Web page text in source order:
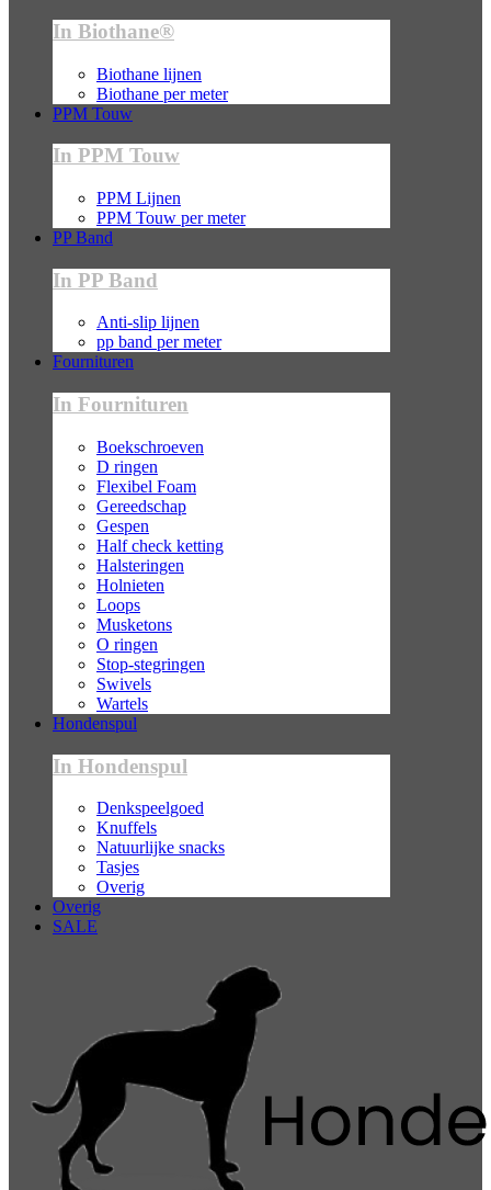
In Biothane®
Biothane lijnen
Biothane per meter
PPM Touw
In PPM Touw
PPM Lijnen
PPM Touw per meter
PP Band
In PP Band
Anti-slip lijnen
pp band per meter
Fournituren
In Fournituren
Boekschroeven
D ringen
Flexibel Foam
Gereedschap
Gespen
Half check ketting
Halsteringen
Holnieten
Loops
Musketons
O ringen
Stop-stegringen
Swivels
Wartels
Hondenspul
In Hondenspul
Denkspeelgoed
Knuffels
Natuurlijke snacks
Tasjes
Overig
Overig
SALE